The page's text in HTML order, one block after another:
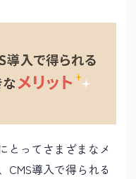
とってさまざまなメ
CMS導入で得られる